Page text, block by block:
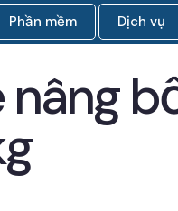
Phần mềm Dịch vụ
nâng